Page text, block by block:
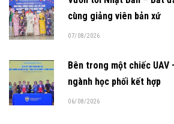
cùng giảng viên bản xứ
07/08/2026
Bên trong một chiếc UAV
ngành học phối kết hợp
06/08/2026